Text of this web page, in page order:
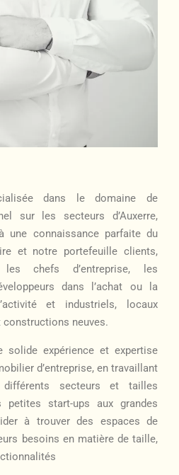
dans le domaine de
sur les secteurs d’Auxerre,
une connaissance parfaite du
et notre portefeuille clients,
les chefs d’entreprise, les
dans l’achat ou la
et industriels, locaux
neuves.
solide expérience et expertise
d’entreprise, en travaillant
secteurs et tailles
petites start-ups aux grandes
à trouver des espaces de
besoins en matière de taille,